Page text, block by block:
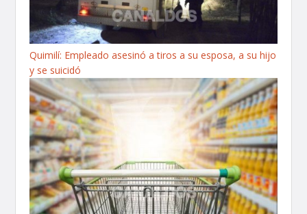
Quimilí: Empleado asesinó a tiros a su esposa, a su hijo
y se suicidó